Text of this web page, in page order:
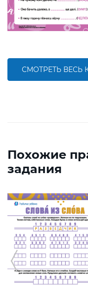
СМОТРЕТЬ ВЕСЬ
Похожие
задания